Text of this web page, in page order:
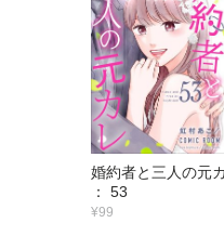
婚約者と三人の元
： 53
¥99